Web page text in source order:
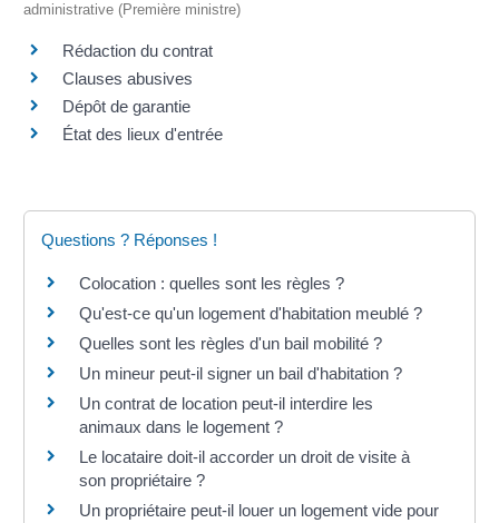
administrative (Première ministre)
Rédaction du contrat
Clauses abusives
Dépôt de garantie
État des lieux d'entrée
Questions ? Réponses !
Colocation : quelles sont les règles ?
Qu'est-ce qu'un logement d'habitation meublé ?
Quelles sont les règles d'un bail mobilité ?
Un mineur peut-il signer un bail d'habitation ?
Un contrat de location peut-il interdire les
animaux dans le logement ?
Le locataire doit-il accorder un droit de visite à
son propriétaire ?
Un propriétaire peut-il louer un logement vide pour